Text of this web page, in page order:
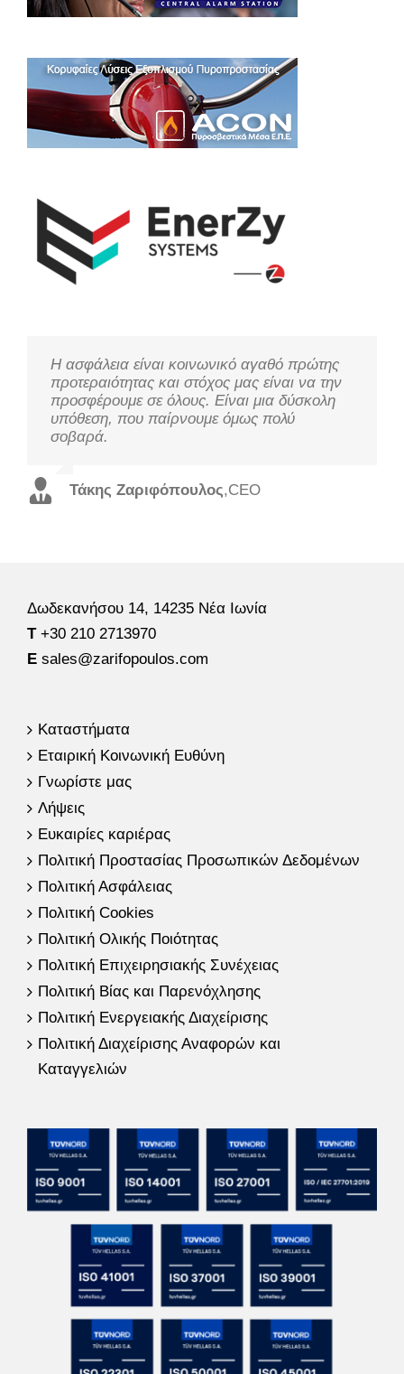
Η ασφάλεια είναι κοινωνικό αγαθό πρώτης
προτεραιότητας και στόχος μας είναι να την
προσφέρουμε σε όλους. Είναι μια δύσκολη
υπόθεση, που παίρνουμε όμως πολύ
σοβαρά.
Τάκης Ζαριφόπουλος CEO
Μελετάμε τις ανάγκες σας, ακούμε τους
πελάτες μας και προσφέρουμε τις καλύτερες
λύσεις από πλευράς απόδοσης και κόστους,
με εξειδικευμένο προσωπικό και σε χρόνο
ρεκόρ.
Χάρης Τρισπιώτης Εμπορικός Διευθυντής
Η τεχνολογία χρειάζεται παρακολούθηση για
να προσφέρει στο στόχο της, τη
βελτιστοποίηση της απόδοσης και την
εξασφάλιση της ευημερίας και της ασφάλειας.
Δωδεκανήσου 14, 14235 Νέα Ιωνία
Τ+30 210 2713970
E sales@zarifopoulos.com
Καταστήματα
Εταιρική Κοινωνική Ευθύνη
Γνωρίστε μας
Λήψεις
Ευκαιρίες καριέρας
Πολιτική Προστασίας Προσωπικών Δεδομένων
Πολιτική Ασφάλειας
Πολιτική Cookies
Πολιτική Ολικής Ποιότητας
Πολιτική Επιχειρησιακής Συνέχειας
Πολιτική Βίας και Παρενόχλησης
Πολιτική Ενεργειακής Διαχείρισης
Πολιτική Διαχείρισης Αναφορών και
Καταγγελιών